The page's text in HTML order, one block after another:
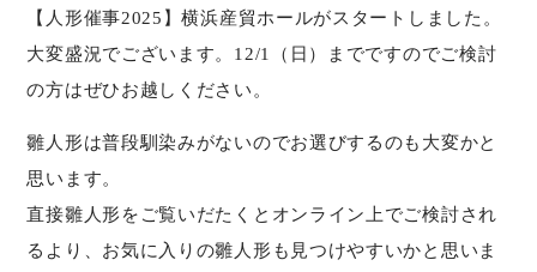
【人形催事2025】横浜産貿ホールがスタートしました。
大変盛況でございます。12/1（日）までですのでご検討
の方はぜひお越しください。
雛人形は普段馴染みがないのでお選びするのも大変かと
思います。
直接雛人形をご覧いだたくとオンライン上でご検討され
るより、お気に入りの雛人形も見つけやすいかと思いま